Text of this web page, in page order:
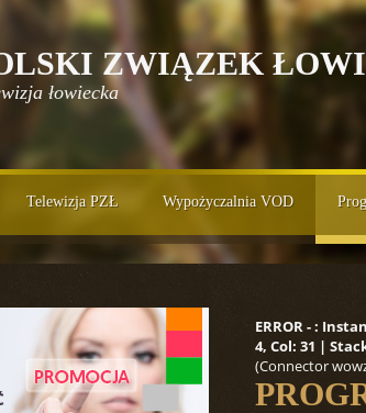
ZWIĄZEK
łowiecka
Telewizja PZŁ Wypożyczalnia VOD
ERROR - :
4, Col: 31 |
(Connector